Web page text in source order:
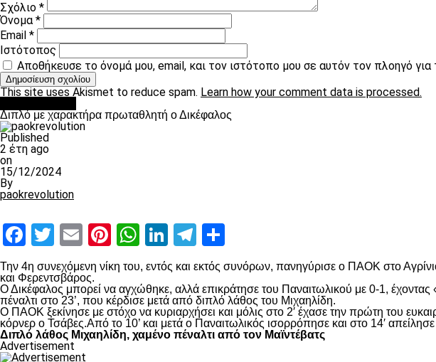
Σχόλιο *
Όνομα*
Email *
Ιστότοπος
Αποθήκευσε το όνομά μου, email, και τον ιστότοπο μου σε αυτόν τον πλοηγό
This site uses Akismet to reduce spam. Learn how your comment data is processed.
Διπλό με χαρακτήρα πρωταθλητή ο Δικέφαλος
Published
2 έτη ago
on
15/12/2024
By
paokrevolution
Facebook
Twitter
EmailPinterest
WhatsApp
LinkedIn
Telegram
Την 4η συνεχόμενη νίκη του, εντός και εκτός συνόρων, πανηγύρισε ο ΠΑΟΚ στο
και Φερεντσβάρος.
Ο Δικέφαλος μπορεί να αγχώθηκε, αλλά επικράτησε του Παναιτωλικού με 0-1,
πέναλτι στο 23’, που κέρδισε μετά από διπλό λάθος του Μιχαηλίδη.
Ο ΠΑΟΚ ξεκίνησε με στόχο να κυριαρχήσει και μόλις στο 2′ έχασε την πρώτη του
κόρνερ ο Τσάβες.Από το 10’ και μετά ο Παναιτωλικός ισορρόπησε και στο 14′
Διπλό λάθος Μιχαηλίδη, χαμένο πέναλτι από τον Μαϊντέβατς
Advertisement